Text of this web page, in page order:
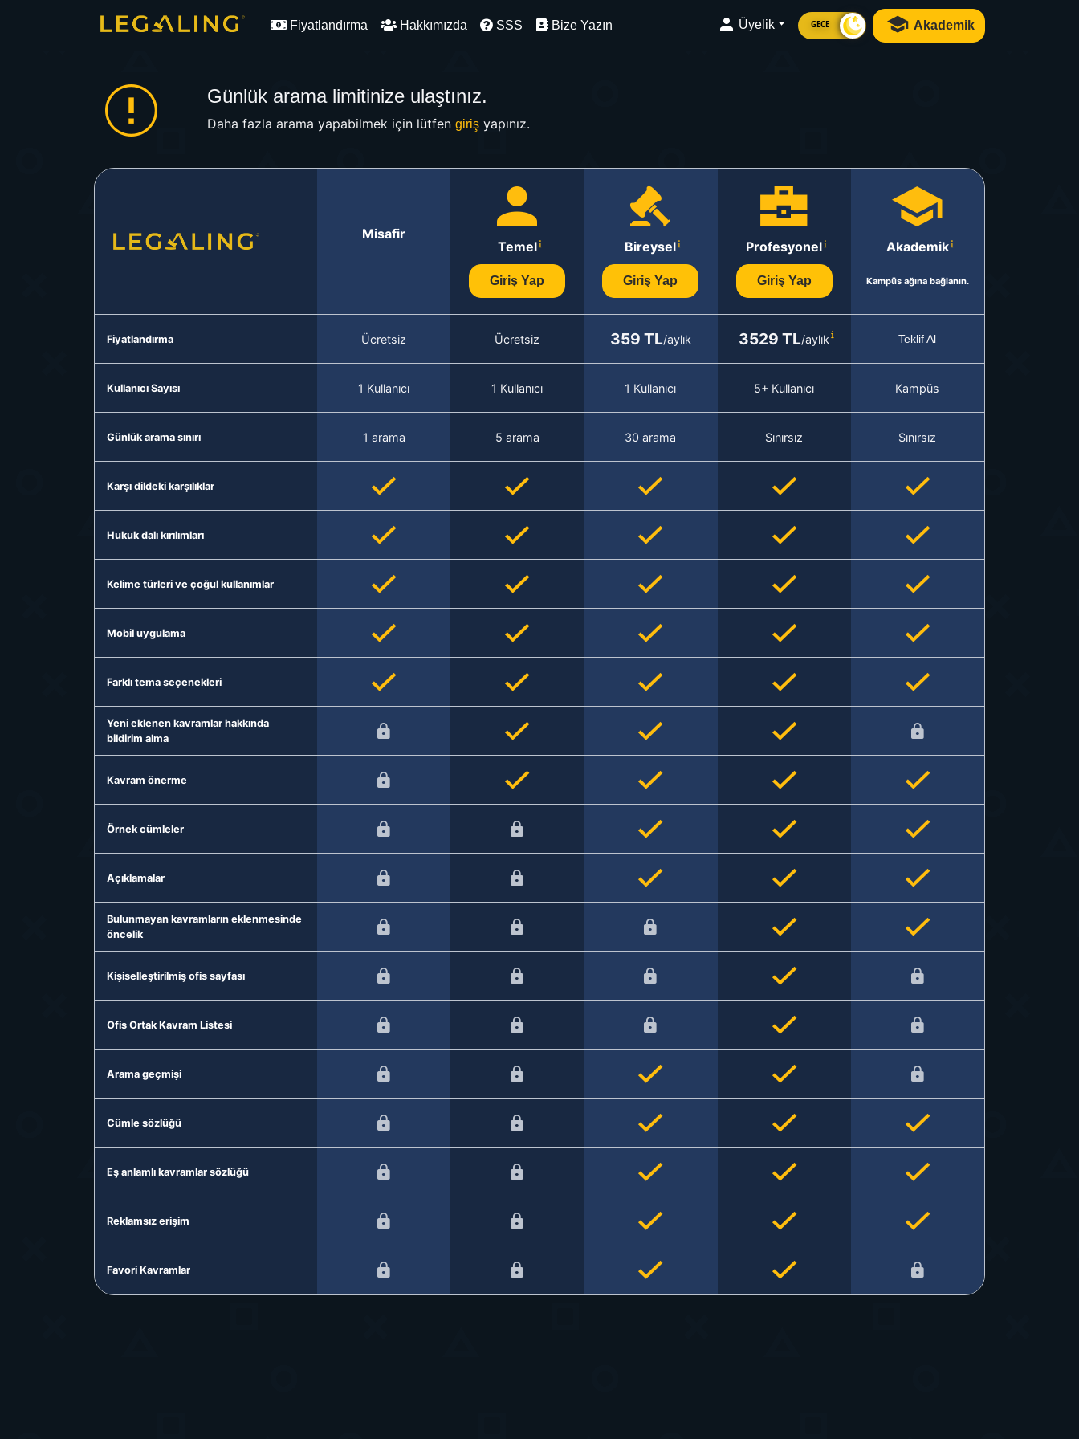
Fiyatlandırma Hakkımızda SSS Bize Yazın Üyelik GECE Akademik
Günlük arama limitinize ulaştınız.
Daha fazla arama yapabilmek için lütfen girişyapınız.
Misafir
Temel
Giriş Yap
Bireysel
Giriş Yap
Profesyonel
Giriş Yap
Akademik
Kampüs ağına bağlanın.
Fiyatlandırma Ücretsiz Ücretsiz 359 TL/aylık 3529 TL/aylık Teklif Al
Kullanıcı Sayısı 1 Kullanıcı 1 Kullanıcı 1 Kullanıcı 5+ Kullanıcı Kampüs
Günlük arama sınırı 1 arama 5 arama 30 arama Sınırsız Sınırsız
Karşı dildeki karşılıklar
Hukuk dalı kırılımları
Kelime türleri ve çoğul kullanımlar
Mobil uygulama
Farklı tema seçenekleri
Yeni eklenen kavramlar hakkında
bildirim alma
Kavram önerme
Örnek cümleler
Açıklamalar
Bulunmayan kavramların eklenmesinde
öncelik
Kişiselleştirilmiş ofis sayfası
Ofis Ortak Kavram Listesi
Arama geçmişi
Cümle sözlüğü
Eş anlamlı kavramlar sözlüğü
Reklamsız erişim
Favori Kavramlar